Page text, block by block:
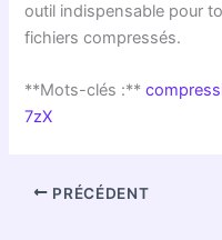
outil indispensable pour
fichiers compressés.
**Mots-clés :**
7zX
PRÉCÉDENT